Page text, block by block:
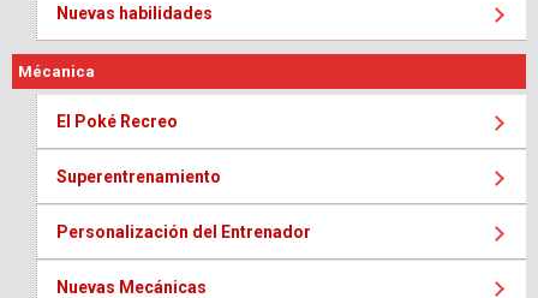
Nuevas habilidades
Mécanica
El Poké Recreo
Superentrenamiento
Personalización del Entrenador
Nuevas Mecánicas